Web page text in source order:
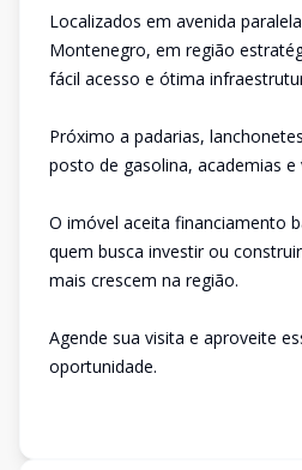
Localizados em avenida
Montenegro, em região
fácil acesso e ótima
Próximo a padarias,
posto de gasolina, academias e
O imóvel aceita financiamento
quem busca investir ou
mais crescem na região.
Agende sua visita e aproveite
oportunidade.